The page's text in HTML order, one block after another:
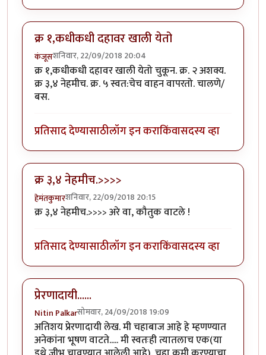
क्र १,कधीकधी दहावर खाली येतो
कंजूसशनिवार, 22/09/2018 20:04
क्र १,कधीकधी दहावर खाली येतो चुकून. क्र. २ अशक्य.
क्र ३,४ नेहमीच. क्र. ५ स्वत:चेच वाहन वापरतो. चालणे/
बस.
प्रतिसाद देण्यासाठीलॉग इन कराकिंवासदस्य व्हा
क्र ३,४ नेहमीच.>>>>
हेमंतकुमारशनिवार, 22/09/2018 20:15
क्र ३,४ नेहमीच.>>>> अरे वा, कौतुक वाटले !
प्रतिसाद देण्यासाठीलॉग इन कराकिंवासदस्य व्हा
प्रेरणादायी......
Nitin Palkarसोमवार, 24/09/2018 19:09
अतिशय प्रेरणादायी लेख. मी चहाबाज आहे हे म्हणण्यात
अनेकांना भूषण वाटते..... मी स्वतःही त्यातलाच एक(या